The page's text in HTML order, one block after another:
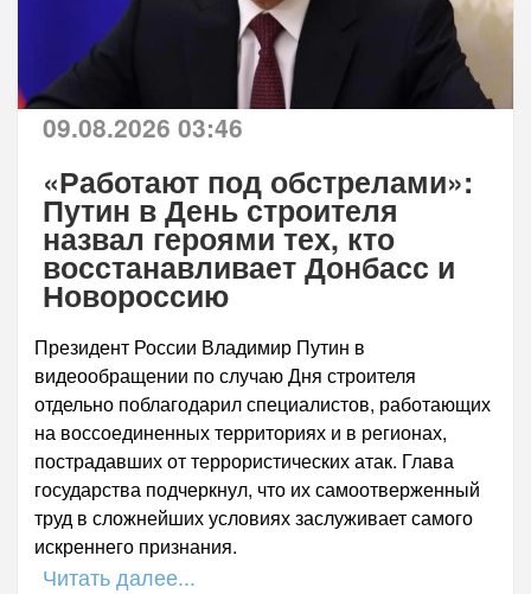
09.08.2026 03:46
«Работают под обстрелами»:
Путин в День строителя
назвал героями тех, кто
восстанавливает Донбасс и
Новороссию
Президент России Владимир Путин в
видеообращении по случаю Дня строителя
отдельно поблагодарил специалистов, работающих
на воссоединенных территориях и в регионах,
пострадавших от террористических атак. Глава
государства подчеркнул, что их самоотверженный
труд в сложнейших условиях заслуживает самого
искреннего признания.
Читать далее...